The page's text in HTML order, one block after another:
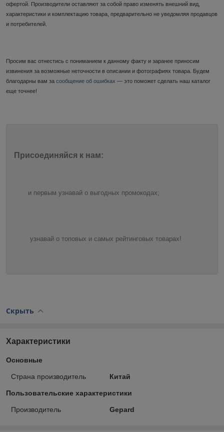
офертой. Производители оставляют за собой право изменять внешний вид,
характеристики и комплектацию товара, предварительно не уведомляя продавцов
и потребителей.
Просим вас отнестись с пониманием к данному факту и заранее приносим
извинения за возможные неточности в описании и фотографиях товара. Будем
благодарны вам за сообщение об ошибках — это поможет сделать наш каталог
еще точнее!
Присоединяйся к нам:
и первым узнавай о выгодных промокодах;
узнавай о топовых и самых рейтинговых товарах!
Скрыть
Характеристики
Основные
Страна производитель Китай
Пользовательские характеристики
Производитель Gepard